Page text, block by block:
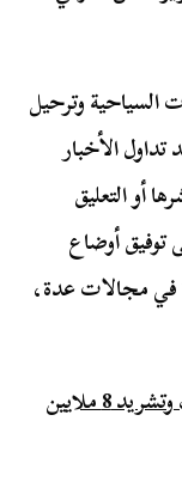
السياحية وترحيل
الأخبار
أو التعليق
توفيق أوضاع
في مجالات عدة،
5 أشهر بلا كهرباء ومقتل 12 ألف وتشريد 8 ملايين